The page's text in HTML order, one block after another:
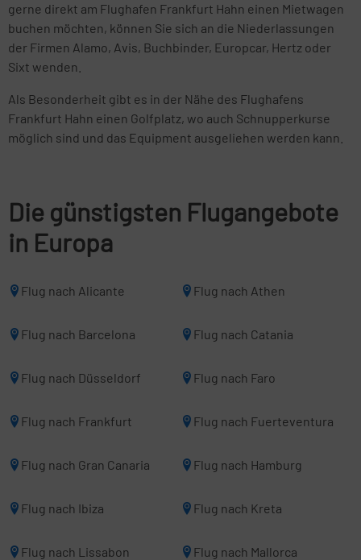
gerne direkt am Flughafen Frankfurt Hahn einen Mietwagen
buchen möchten, können Sie sich an die Niederlassungen
der Firmen Alamo, Avis, Buchbinder, Europcar, Hertz oder
Sixt wenden.
Als Besonderheit gibt es in der Nähe des Flughafens
Frankfurt Hahn einen Golfplatz, wo auch Schnupperkurse
möglich sind und das Equipment ausgeliehen werden kann.
Die günstigsten Flugangebote
in Europa
Flug nach Alicante Flug nach Athen
Flug nach Barcelona Flug nach Catania
Flug nach Düsseldorf Flug nach Faro
Flug nach Frankfurt Flug nach Fuerteventura
Flug nach Gran Canaria Flug nach Hamburg
Flug nach Ibiza Flug nach Kreta
Flug nach Lissabon Flug nach Mallorca